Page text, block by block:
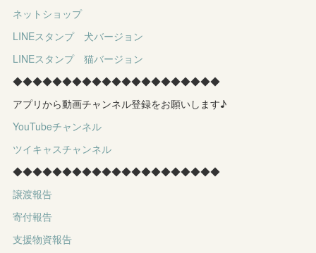
ネットショップ
LINEスタンプ 犬バージョン
LINEスタンプ 猫バージョン
◆◆◆◆◆◆◆◆◆◆◆◆◆◆◆◆◆◆◆◆◆
アプリから動画チャンネル登録をお願いします♪
YouTubeチャンネル
ツイキャスチャンネル
◆◆◆◆◆◆◆◆◆◆◆◆◆◆◆◆◆◆◆◆◆
譲渡報告
寄付報告
支援物資報告